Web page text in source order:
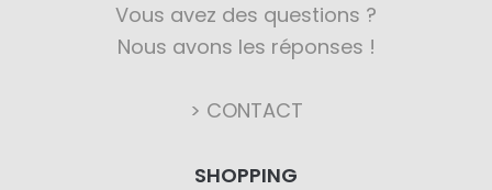
Vous avez des questions ?
Nous avons les réponses !
> CONTACT
SHOPPING